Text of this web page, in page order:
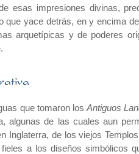
esas impresiones divinas,
que yace detrás, en y encima
arquetípicas y de poderes
que tomaron losAntiguos
algunas de las cuales aun
Inglaterra, de los viejos
a los diseños simbólicos